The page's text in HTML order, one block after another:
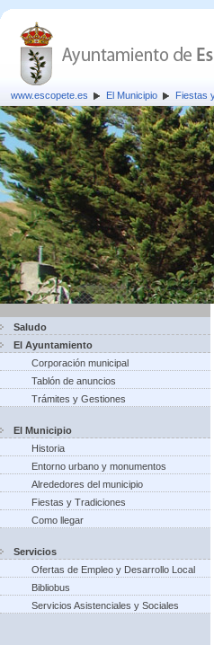
www.escopete.es El Municipio Fiestas
Saludo
El Ayuntamiento
Corporación municipal
Tablón de anuncios
Trámites y Gestiones
El Municipio
Historia
Entorno urbano y monumentos
Alrededores del municipio
Fiestas y Tradiciones
Como llegar
Servicios
Ofertas de Empleo y Desarrollo Local
Bibliobus
Servicios Asistenciales y Sociales